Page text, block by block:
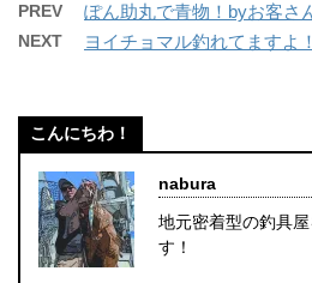
PREV ぽん助丸で青物！byお客さ
NEXT ヨイチョマル釣れてますよ
こんにちわ！
nabura
地元密着型の釣具
す！